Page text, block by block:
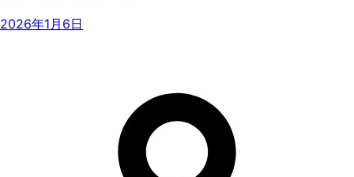
2026年1月6日